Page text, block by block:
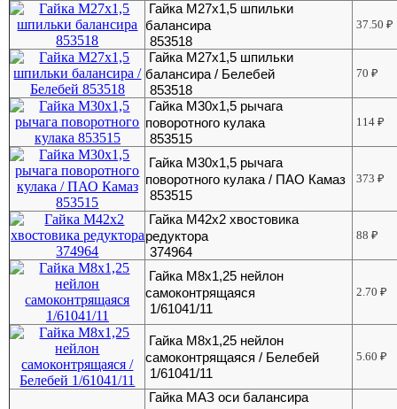
Гайка М27х1,5 шпильки
балансира
853518
37.50₽
Гайка М27х1,5 шпильки
балансира / Белебей
853518
70₽
Гайка М30х1,5 рычага
поворотного кулака
853515
114₽
Гайка М30х1,5 рычага
поворотного кулака / ПАО Камаз
853515
373₽
Гайка М42х2 хвостовика
редуктора
374964
88₽
Гайка М8х1,25 нейлон
самоконтрящаяся
1/61041/11
2.70₽
Гайка М8х1,25 нейлон
самоконтрящаяся / Белебей
1/61041/11
5.60₽
Гайка МАЗ оси балансира